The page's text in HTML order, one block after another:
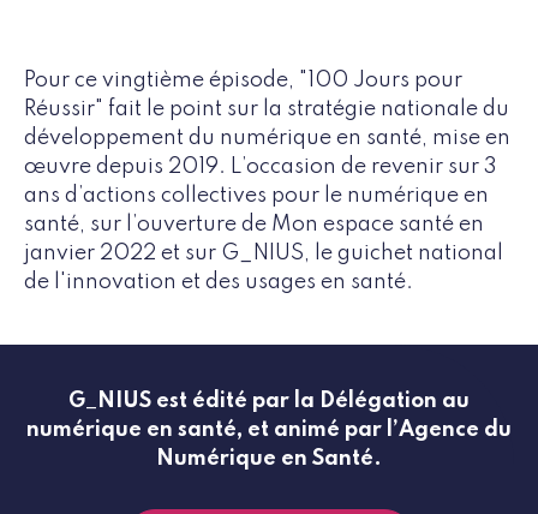
Pour ce vingtième épisode, "100 Jours pour
Réussir" fait le point sur la stratégie nationale du
développement du numérique en santé, mise en
œuvre depuis 2019. L’occasion de revenir sur 3
ans d’actions collectives pour le numérique en
santé, sur l’ouverture de Mon espace santé en
janvier 2022 et sur G_NIUS, le guichet national
de l'innovation et des usages en santé.
G_NIUS est édité par la Délégation au
numérique en santé, et animé par l’Agence du
Numérique en Santé.